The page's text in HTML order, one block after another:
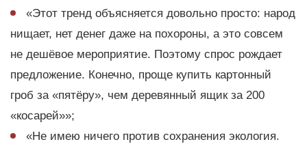
«Этот тренд объясняется довольно просто: народ
нищает, нет денег даже на похороны, а это совсем
не дешёвое мероприятие. Поэтому спрос рождает
предложение. Конечно, проще купить картонный
гроб за «пятёру», чем деревянный ящик за 200
«косарей»»;
«Не имею ничего против сохранения экология.